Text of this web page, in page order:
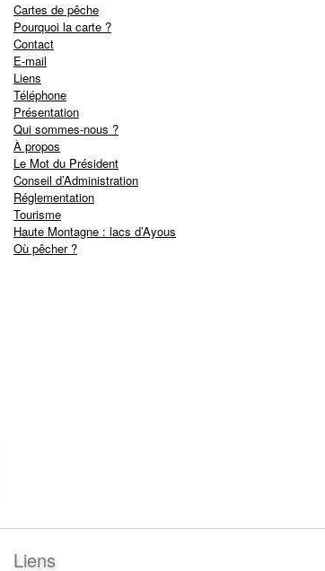
Cartes de pêche
Pourquoi la carte ?
Contact
E-mail
Liens
Téléphone
Présentation
Qui sommes-nous ?
À propos
Le Mot du Président
Conseil d’Administration
Réglementation
Tourisme
Haute Montagne : lacs d’Ayous
Où pêcher ?
Liens